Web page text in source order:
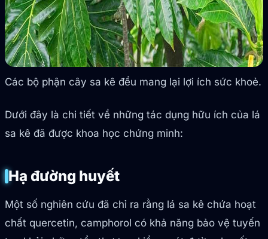
Các bộ phận cây sa kê đều mang lại lợi ích sức khoẻ.
Dưới đây là chi tiết về những tác dụng hữu ích của lá
sa kê đã được khoa học chứng minh:
Hạ đường huyết
Một số nghiên cứu đã chỉ ra rằng lá sa kê chứa hoạt
chất quercetin, camphorol có khả năng bảo vệ tuyến